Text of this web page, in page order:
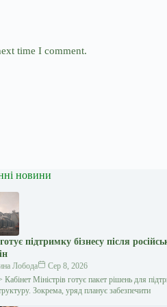
time I comment.
новини
підтримку бізнесу після
Лобода
Сер 8, 2026
Кабінет Міністрів готує пакет рішень для
Зокрема, уряд планує забезпечити